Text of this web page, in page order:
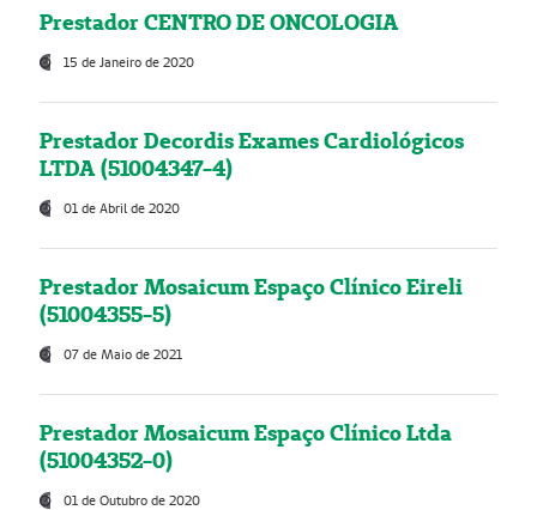
Prestador CENTRO DE ONCOLOGIA
15 de Janeiro de 2020
Prestador Decordis Exames Cardiológicos
LTDA (51004347-4)
01 de Abril de 2020
Prestador Mosaicum Espaço Clínico Eireli
(51004355-5)
07 de Maio de 2021
Prestador Mosaicum Espaço Clínico Ltda
(51004352-0)
01 de Outubro de 2020